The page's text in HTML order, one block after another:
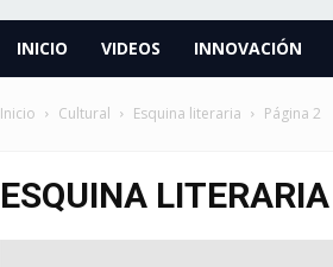
INICIO VIDEOS INNOVACIÓN
Inicio Cultural Esquina literaria Página 2
ESQUINA LITERARIA